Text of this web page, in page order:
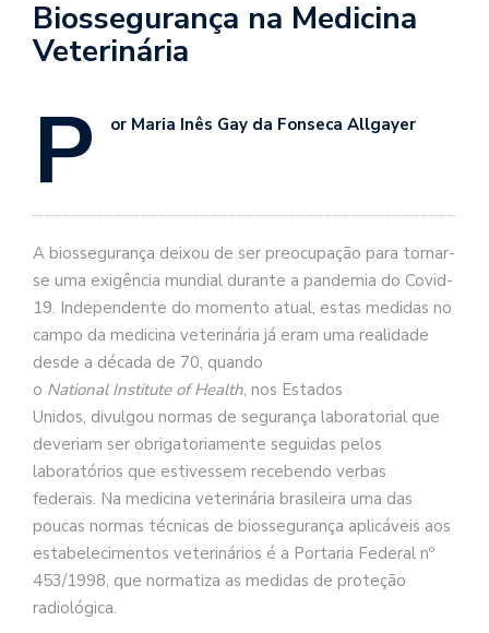
Biossegurança na Medicina
Veterinária
P or Maria Inês Gay da Fonseca Allgayer
A biossegurança deixou de ser preocupação para tornar-
se uma exigência mundial durante a pandemia do Covid-
19. Independente do momento atual, estas medidas no
campo da medicina veterinária já eram uma realidade
desde a década de 70, quando
o National Institute of Health, nos Estados
Unidos, divulgou normas de segurança laboratorial que
deveriam ser obrigatoriamente seguidas pelos
laboratórios que estivessem recebendo verbas
federais. Na medicina veterinária brasileira uma das
poucas normas técnicas de biossegurança aplicáveis aos
estabelecimentos veterinários é a Portaria Federal nº
453/1998, que normatiza as medidas de proteção
radiológica.